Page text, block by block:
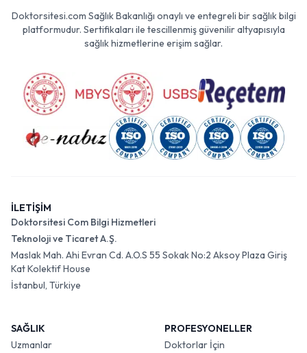
Doktorsitesi.com Sağlık Bakanlığı onaylı ve entegreli bir sağlık bilgi
platformudur. Sertifikaları ile tescillenmiş güvenilir altyapısıyla
sağlık hizmetlerine erişim sağlar.
İLETİŞİM
Doktorsitesi Com Bilgi Hizmetleri
Teknoloji ve Ticaret A.Ş.
Maslak Mah. Ahi Evran Cd. A.O.S 55 Sokak No:2 Aksoy Plaza Giriş
Kat Kolektif House
İstanbul, Türkiye
SAĞLIK
Uzmanlar
PROFESYONELLER
Doktorlar İçin